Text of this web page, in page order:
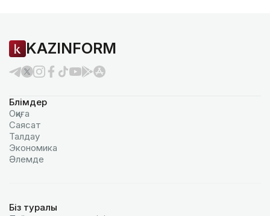
KAZINFORM
Бөлімдер
Оқиға
Саясат
Талдау
Экономика
Әлемде
Біз туралы